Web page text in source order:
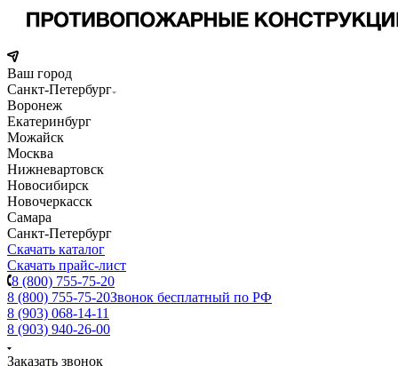
Ваш город
Санкт-Петербург
Воронеж
Екатеринбург
Можайск
Москва
Нижневартовск
Новосибирск
Новочеркасск
Самара
Санкт-Петербург
Скачать каталог
Скачать прайс-лист
8 (800) 755-75-20
8 (800) 755-75-20Звонок бесплатный по РФ
8 (903) 068-14-11
8 (903) 940-26-00
Заказать звонок